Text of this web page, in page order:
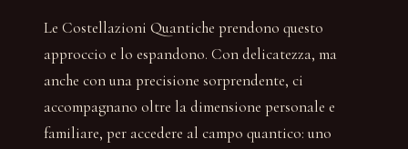
Le Costellazioni Quantiche prendono questo
approccio e lo espandono. Con delicatezza, ma
anche con una precisione sorprendente, ci
accompagnano oltre la dimensione personale e
familiare, per accedere al campo quantico: uno